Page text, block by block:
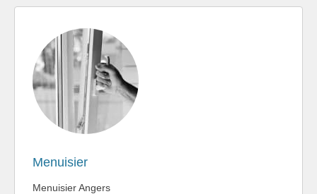
Menuisier
Menuisier Angers